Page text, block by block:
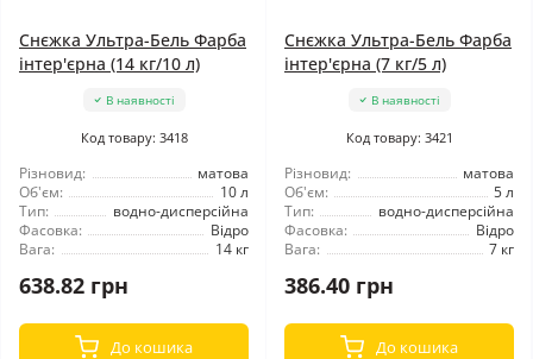
Снєжка Ультра-Бель Фарба
інтер'єрна (14 кг/10 л)
В наявності
Код товару: 3418
Різновид:
матова
Об'єм:
10 л
Тип:
водно-дисперсійна
Фасовка:
Відро
Вага:
14 кг
638.82 грн
До кошика
Снєжка Ультра-Бель Фарба
інтер'єрна (7 кг/5 л)
В наявності
Код товару: 3421
Різновид:
матова
Об'єм:
5 л
Тип:
водно-дисперсійна
Фасовка:
Відро
Вага:
7 кг
386.40 грн
До кошика